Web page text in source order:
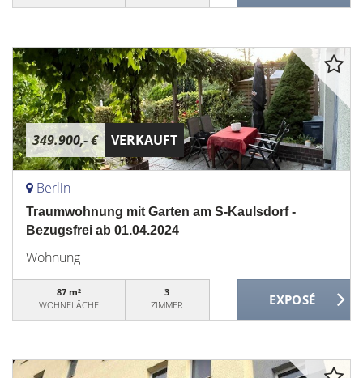
349.900,- € VERKAUFT
Berlin
Traumwohnung mit Garten am S-Kaulsdorf -
Bezugsfrei ab 01.04.2024
Wohnung
87 m²
WOHNFLÄCHE
3
ZIMMER